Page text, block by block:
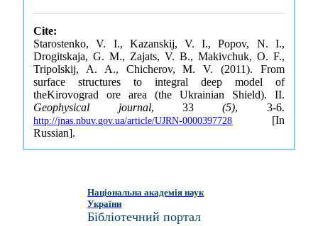
Cite:
Starostenko, V. I., Kazanskij, V. I., Popov, N. I.,
Drogitskaja, G. M., Zajats, V. B., Makivchuk, O. F.,
Tripolskij, A. A., Chicherov, M. V. (2011). From
surface structures to integral deep model of
theKirovograd ore area (the Ukrainian Shield). II.
Geophysical journal, 33(5), 3-6.
http://jnas.nbuv.gov.ua/article/UJRN-0000397728 [In
Russian].
Національна академія наук
України
Бібліотечний портал